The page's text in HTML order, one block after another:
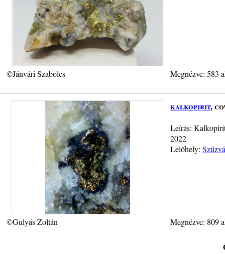
©Jánvári Szabolcs Megnézve: 583
kalkopirit,
Leírás:
2022
Lelőhely:
©Gulyás Zoltán Megnézve: 809